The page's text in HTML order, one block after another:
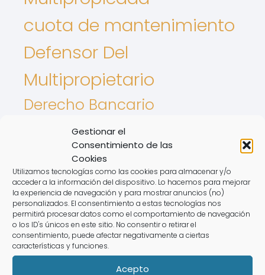
Gestionar el
Consentimiento de las
Cookies
Utilizamos tecnologías como las cookies para almacenar y/o
acceder a la información del dispositivo. Lo hacemos para mejorar
la experiencia de navegación y para mostrar anuncios (no)
personalizados. El consentimiento a estas tecnologías nos
permitirá procesar datos como el comportamiento de navegación
o los ID's únicos en este sitio. No consentir o retirar el
consentimiento, puede afectar negativamente a ciertas
características y funciones.
Acepto
cuota de mantenimiento
Defensor Del
Multipropietario
Derecho Bancario
derecho de
aprovechamiento por
turno
Derecho De Los Animales
Intereses De tarjetas
Nulidad de contrato